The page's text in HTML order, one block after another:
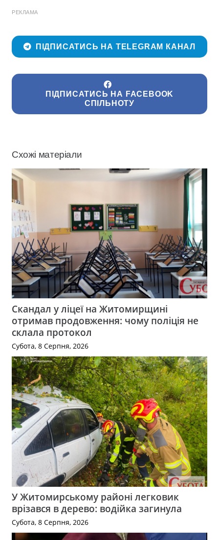
РЕКЛАМА
ПІДПИСАТИСЬ НА TELEGRAM КАНАЛ
ПІДПИСАТИСЬ НА FACEBOOK
СПІЛЬНОТУ
Схожі матеріали
Скандал у ліцеї на Житомирщині
отримав продовження: чому поліція не
склала протокол
Субота, 8 Серпня, 2026
У Житомирському районі легковик
врізався в дерево: водійка загинула
Субота, 8 Серпня, 2026